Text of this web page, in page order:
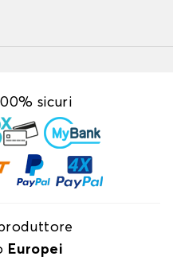
sicuri
Europei